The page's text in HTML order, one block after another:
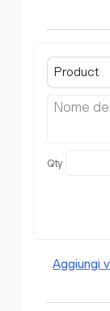
Product
Aggiungi